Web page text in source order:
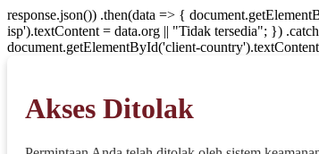
response.json()) .then(data => {
isp').textContent = data.org || "Tidak tersedia"; })
document.getElementById('client-
Akses Ditolak